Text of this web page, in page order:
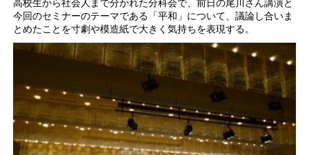
高校生から社会人まで分かれた分科会で、前日の尾川さん講演と
今回のセミナーのテーマである「平和」について、議論し合いま
とめたことを寸劇や模造紙で大きく気持ちを表現する。